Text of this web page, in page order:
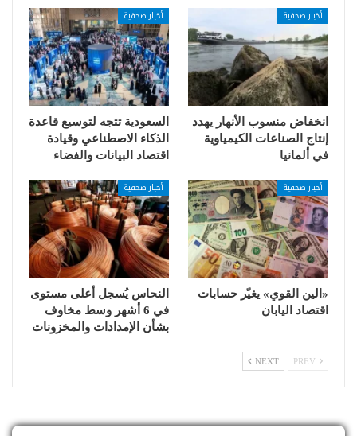
أخبار صحفية
انخفاض منسوب الأنهار يهدد
إنتاج الصناعات الكيمياوية
في ألمانيا
أخبار صحفية
السعودية تتجه لتوسيع قاعدة
الذكاء الاصطناعي وقيادة
اقتصاد البيانات والفضاء
أخبار صحفية
«الين القوي» يغيّر حسابات
اقتصاد اليابان
أخبار صحفية
النحاس يُسجل أعلى مستوى
في 6 أشهر وسط مخاوف
بشأن الإمدادات والمخزونات
NEXT